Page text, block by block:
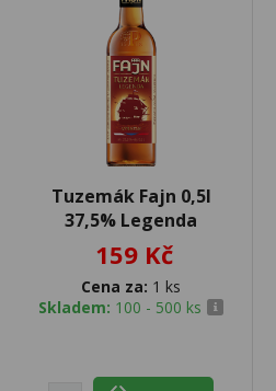
Tuzemák Fajn 0,5l
37,5% Legenda
159 Kč
Cena za: 1 ks
Skladem: 100 - 500 ks